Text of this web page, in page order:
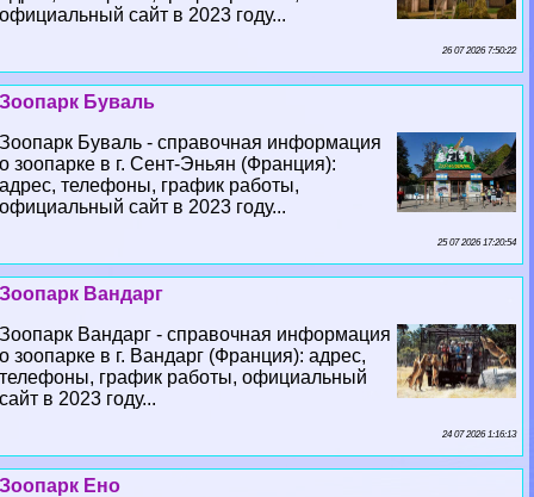
официальный сайт в 2023 году...
26 07 2026 7:50:22
Зоопарк Буваль
Зоопарк Буваль - справочная информация
о зоопарке в г. Сент-Эньян (Франция):
адрес, телефоны, график работы,
официальный сайт в 2023 году...
25 07 2026 17:20:54
Зоопарк Вандарг
Зоопарк Вандарг - справочная информация
о зоопарке в г. Вандарг (Франция): адрес,
телефоны, график работы, официальный
сайт в 2023 году...
24 07 2026 1:16:13
Зоопарк Ено